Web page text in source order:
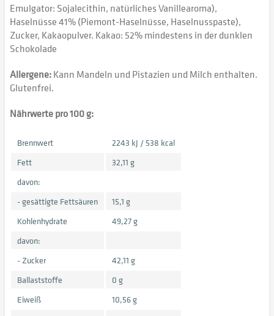
Emulgator: Sojalecithin, natürliches Vanillearoma),
Haselnüsse 41% (Piemont-Haselnüsse, Haselnusspaste),
Zucker, Kakaopulver. Kakao: 52% mindestens in der dunklen
Schokolade
Allergene:Kann Mandeln und Pistazien und Milch enthalten.
Glutenfrei.
Nährwerte pro 100 g:
Brennwert
2243 kJ / 538 kcal
Fett
32,11 g
davon:
- gesättigte Fettsäuren
15,1 g
Kohlenhydrate
49,27 g
davon:
- Zucker
42,11 g
Ballaststoffe
0 g
Eiweiß
10,56 g